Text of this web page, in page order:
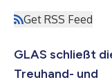
Get RSS Feed
GLAS schließt
Treuhand- und